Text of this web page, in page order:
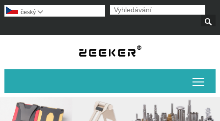

český 